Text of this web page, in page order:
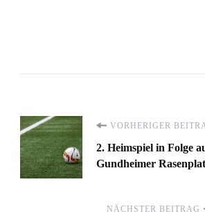
VORHERIGER
2. Heimspiel in Folge
Gundheimer
NÄCHSTER BEITRAG